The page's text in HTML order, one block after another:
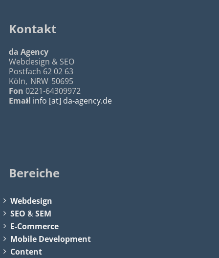
Kontakt
da Agency
Webdesign & SEO
Postfach 62 02 63
Köln, NRW 50695
Fon 0221-64309972
Email info [at] da-agency.de
Bereiche
Webdesign
SEO &SEM
E-Commerce
Mobile Development
Content